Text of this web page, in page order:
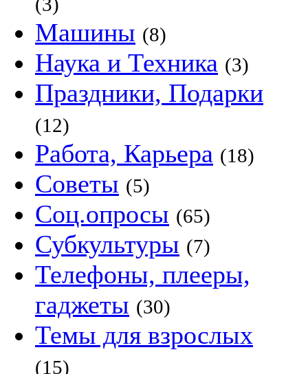
Машины (8)
Наука и Техника (3)
Праздники, Подарки
(12)
Работа, Карьера (18)
Советы (5)
Соц.опросы (65)
Субкультуры (7)
Телефоны, плееры,
гаджеты (30)
Темы для взрослых
(15)